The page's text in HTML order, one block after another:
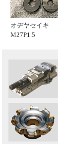
オヂヤセイキ
M27P1.5